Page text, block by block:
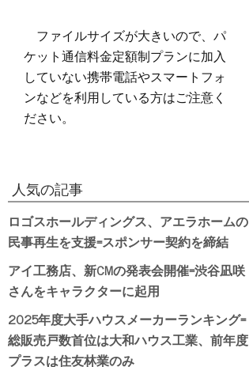
ファイルサイズが大きいので、パ
ケット通信料金定額制プランに加入
していない携帯電話やスマートフォ
ンなどを利用している方はご注意く
ださい。
人気の記事
ロゴスホールディングス、アエラホームの
民事再生を支援=スポンサー契約を締結
アイ工務店、新CMの発表会開催=渋谷凪咲
さんをキャラクターに起用
2025年度大手ハウスメーカーランキング=
総販売戸数首位は大和ハウス工業、前年度
プラスは住友林業のみ